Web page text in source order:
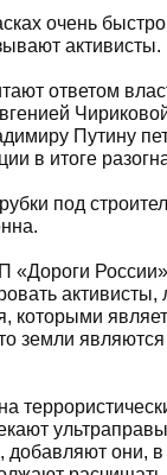
очень
активисты.
ответом
Путину
в итоге
под
«Дороги
которыми
земли
добавляют они,